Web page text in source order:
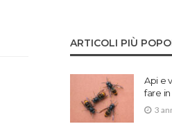
ARTICOLI PIÙ
Api e
fare
3